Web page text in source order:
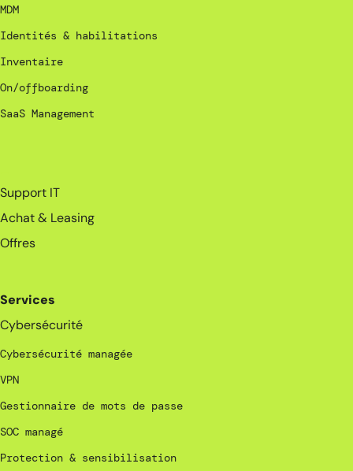
MDM
Identités & habilitations
Inventaire
On/offboarding
SaaS Management
Support IT
Achat & Leasing
Offres
Services
Cybersécurité
Cybersécurité managée
VPN
Gestionnaire de mots de passe
SOC managé
Protection & sensibilisation